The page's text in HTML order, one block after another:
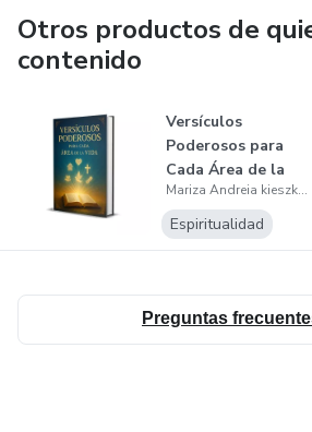
Otros productos de
contenido
Versículos
Poderosos para
Cada Área de la
Vida
Mariza Andreia kieszkowski
Espiritualidad
Preguntas